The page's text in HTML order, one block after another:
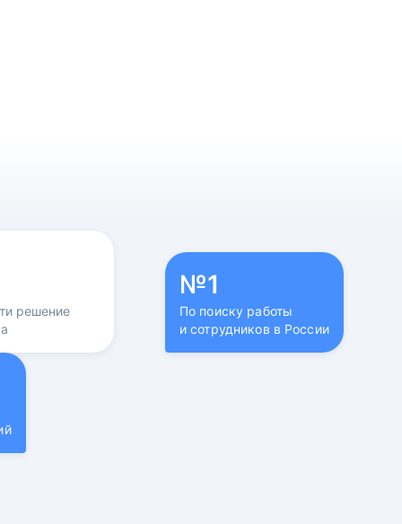
решение
№1
По поиску работы
и сотрудников в России